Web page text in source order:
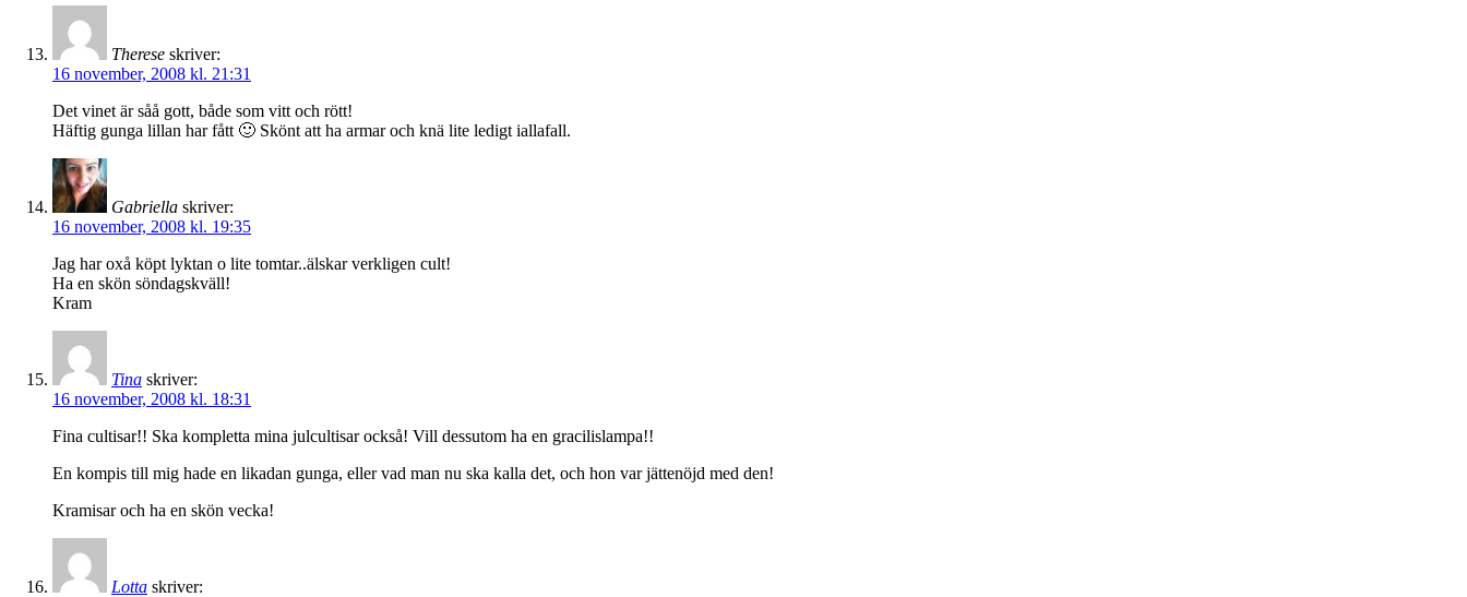
Therese skriver:
16 november, 2008 kl. 21:31
Det vinet är såå gott, både som vitt och rött!
Häftig gunga lillan har fått 🙂 Skönt att ha armar och knä lite ledigt iallafall.
Gabriella skriver:
16 november, 2008 kl. 19:35
Jag har oxå köpt lyktan o lite tomtar..älskar verkligen cult!
Ha en skön söndagskväll!
Kram
Tina skriver:
16 november, 2008 kl. 18:31
Fina cultisar!! Ska kompletta mina julcultisar också! Vill dessutom ha en gracilislampa!!
En kompis till mig hade en likadan gunga, eller vad man nu ska kalla det, och hon var jättenöjd med den!
Kramisar och ha en skön vecka!
Lotta skriver: